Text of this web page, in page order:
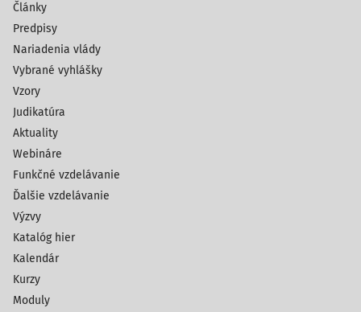
Články
Predpisy
Nariadenia vlády
Vybrané vyhlášky
Vzory
Judikatúra
Aktuality
Webináre
Funkčné vzdelávanie
Ďalšie vzdelávanie
Výzvy
Katalóg hier
Kalendár
Kurzy
Moduly